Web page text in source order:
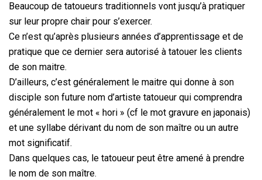
Beaucoup de tatoueurs traditionnels vont jusqu’à pratiquer
sur leur propre chair pour s’exercer.
Ce n’est qu’après plusieurs années d’apprentissage et de
pratique que ce dernier sera autorisé à tatouer les clients
de son maitre.
D’ailleurs, c’est généralement le maitre qui donne à son
disciple son future nom d’artiste tatoueur qui comprendra
généralement le mot « hori » (cf le mot gravure en japonais)
et une syllabe dérivant du nom de son maître ou un autre
mot significatif.
Dans quelques cas, le tatoueur peut être amené à prendre
le nom de son maître.